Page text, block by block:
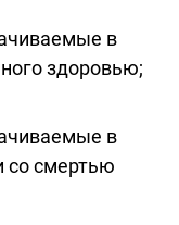
в
здоровью;
в
со смертью